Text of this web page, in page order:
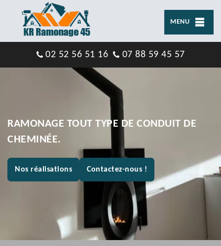
MENU
02 52 56 51 16 07 88 59 45 57
RAMONAGE TOUT TYPE DE CONDUIT DE
CHEMINÉE.
Nos réalisations Contactez-nous !